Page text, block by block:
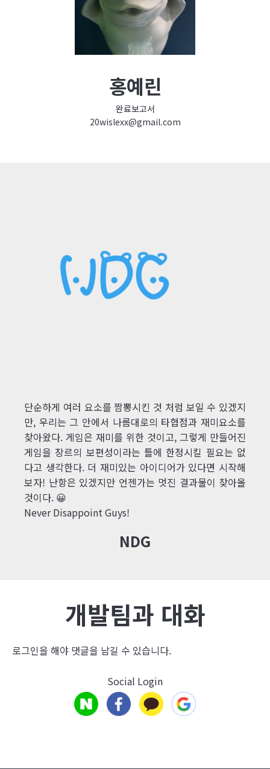
홍예린
완료보고서
20wislexx@gmail.com
단순하게 여러 요소를 짬뽕시킨 것 처럼 보일 수 있겠지
만, 우리는 그 안에서 나름대로의 타협점과 재미요소를
찾아왔다. 게임은 재미를 위한 것이고, 그렇게 만들어진
게임을 장르의 보편성이라는 틀에 한정시킬 필요는 없
다고 생각한다. 더 재미있는 아이디어가 있다면 시작해
보자! 난항은 있겠지만 언젠가는 멋진 결과물이 찾아올
것이다. 😀
Never Disappoint Guys!
NDG
개발팀과 대화
로그인을 해야 댓글을 남길 수 있습니다.
Social Login